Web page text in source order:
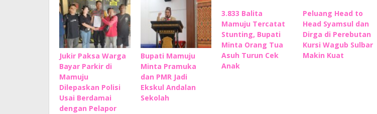
Jukir Paksa Warga
Bayar Parkir di
Mamuju
Dilepaskan Polisi
Usai Berdamai
dengan Pelapor
Bupati Mamuju
Minta Pramuka
dan PMR Jadi
Ekskul Andalan
Sekolah
3.833 Balita
Mamuju Tercatat
Stunting, Bupati
Minta Orang Tua
Asuh Turun Cek
Anak
Peluang Head to
Head Syamsul dan
Dirga di Perebutan
Kursi Wagub Sulbar
Makin Kuat